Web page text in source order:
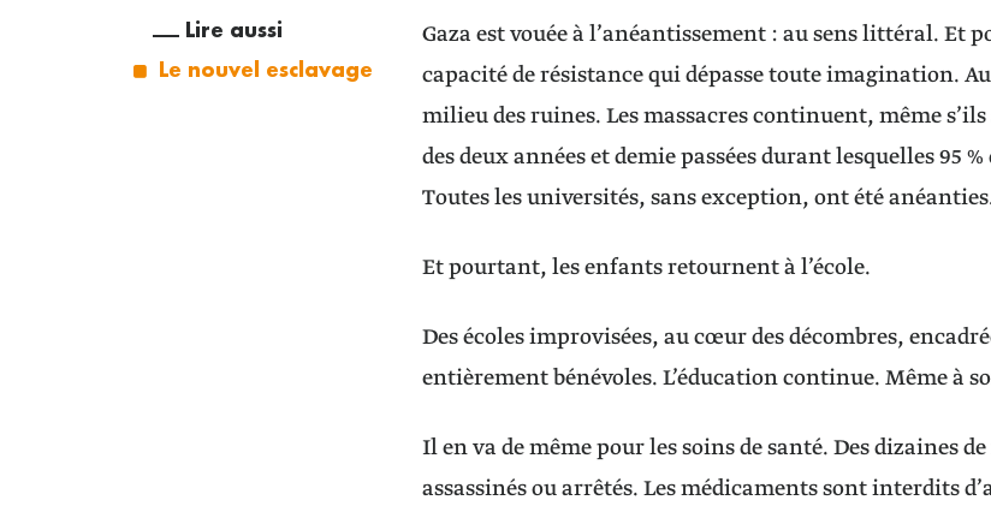
Lire aussi
Le nouvel esclavage
Gaza est vouée à l’anéantissement : au sens littéral. Et
capacité de résistance qui dépasse toute imagination.
milieu des ruines. Les massacres continuent, même
des deux années et demie passées durant lesquelles 95
Toutes les universités, sans exception, ont été
Et pourtant, les enfants retournent à l’école.
Des écoles improvisées, au cœur des décombres,
entièrement bénévoles. L’éducation continue. Même à
Il en va de même pour les soins de santé. Des dizaines
assassinés ou arrêtés. Les médicaments sont interdits